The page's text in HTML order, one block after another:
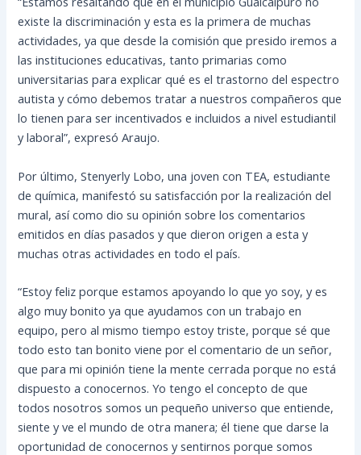
existe la discriminación y esta es la primera de muchas
actividades, ya que desde la comisión que presido iremos a
las instituciones educativas, tanto primarias como
universitarias para explicar qué es el trastorno del espectro
autista y cómo debemos tratar a nuestros compañeros que
lo tienen para ser incentivados e incluidos a nivel estudiantil
y laboral”, expresó Araujo.
Por último, Stenyerly Lobo, una joven con TEA, estudiante
de química, manifestó su satisfacción por la realización del
mural, así como dio su opinión sobre los comentarios
emitidos en días pasados y que dieron origen a esta y
muchas otras actividades en todo el país.
“Estoy feliz porque estamos apoyando lo que yo soy, y es
algo muy bonito ya que ayudamos con un trabajo en
equipo, pero al mismo tiempo estoy triste, porque sé que
todo esto tan bonito viene por el comentario de un señor,
que para mi opinión tiene la mente cerrada porque no está
dispuesto a conocernos. Yo tengo el concepto de que
todos nosotros somos un pequeño universo que entiende,
siente y ve el mundo de otra manera; él tiene que darse la
oportunidad de conocernos y sentirnos porque somos